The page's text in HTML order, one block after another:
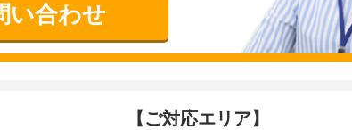
い合わせ
【ご対応エリア】